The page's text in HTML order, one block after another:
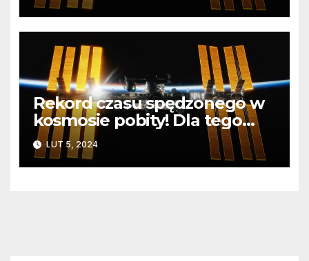
Rekord czasu spędzonego w
kosmosie pobity! Dla tego
człowieka kosmos to
codzienność
LUT 5, 2024